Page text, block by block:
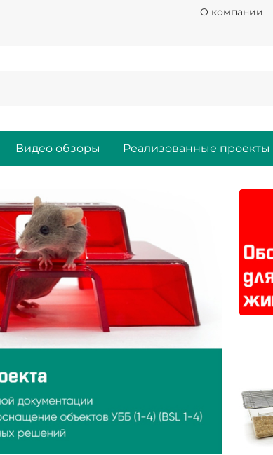
О компании
Видео обзоры Реализованные проекты